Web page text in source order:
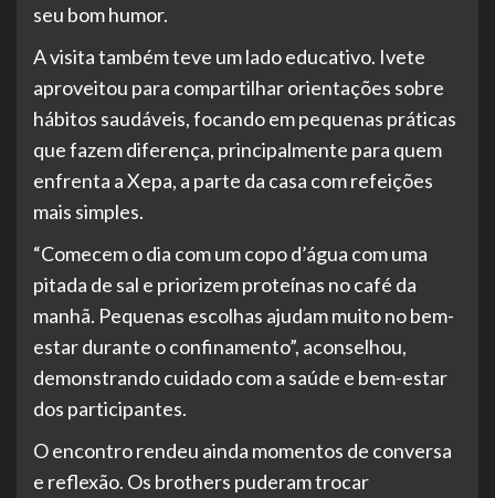
seu bom humor.
A visita também teve um lado educativo. Ivete
aproveitou para compartilhar orientações sobre
hábitos saudáveis, focando em pequenas práticas
que fazem diferença, principalmente para quem
enfrenta a Xepa, a parte da casa com refeições
mais simples.
“Comecem o dia com um copo d’água com uma
pitada de sal e priorizem proteínas no café da
manhã. Pequenas escolhas ajudam muito no bem-
estar durante o confinamento”, aconselhou,
demonstrando cuidado com a saúde e bem-estar
dos participantes.
O encontro rendeu ainda momentos de conversa
e reflexão. Os brothers puderam trocar